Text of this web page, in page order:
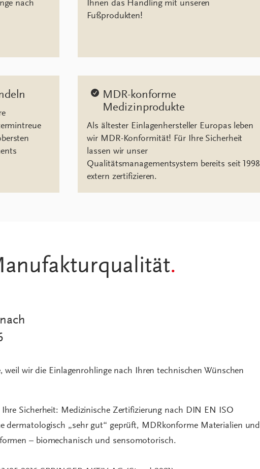
nach
Ihnen das Handling mit unseren
Fußprodukten!
MDR-konforme
Medizinprodukte
Als ältester Einlagenhersteller Europas leben
wir MDR-Konformität! Für Ihre Sicherheit
lassen wir unser
Qualitätsmanagementsystem bereits seit 1998
extern zertifizieren.
.
weil wir die Einlagenrohlinge nach Ihren technischen Wünschen
Sicherheit: Medizinische Zertifizierung nach DIN EN ISO
dermatologisch „sehr gut“ geprüft, MDRkonforme Materialien und
– biomechanisch und sensomotorisch.